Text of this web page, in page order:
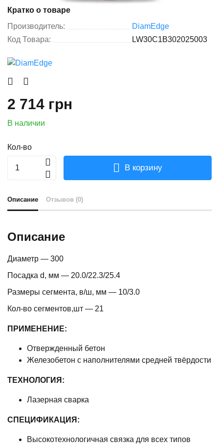
Кратко о товаре
Производитель:
DiamEdge
Код Товара:
LW30C1B302025003
2 714 грн
В наличии
Кол-во
В корзину
Описание Отзывов (0)
Описание
Диаметр — 300
Посадка d, мм — 20.0/22.3/25.4
Размеры сегмента, в/ш, мм — 10/3.0
Кол-во сегментов,шт — 21
ПРИМЕНЕНИЕ:
Отвержденный бетон
Железобетон с наполнителями средней твёрдости
ТЕХНОЛОГИЯ:
Лазерная сварка
СПЕЦИФИКАЦИЯ:
Высокотехнологичная связка для всех типов